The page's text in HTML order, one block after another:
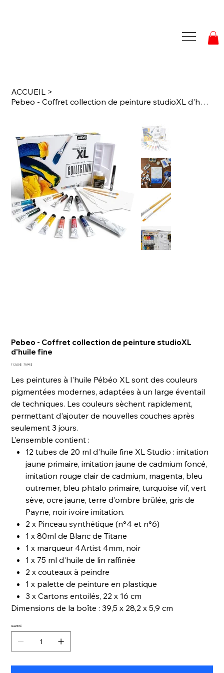
ACCUEIL >
Pebeo - Coffret collection de peinture studioXL d'huile fine
Pebeo - Coffret collection de peinture studioXL
d'huile fine
Prix
112,00 $ Prix
79,99 $
Les peintures à l'huile Pébéo XL sont des couleurs
pigmentées modernes, adaptées à un large éventail
de techniques. Les couleurs sèchent rapidement,
permettant d'ajouter de nouvelles couches après
seulement 3 jours.
L'ensemble contient :
12 tubes de 20 ml d'huile fine XL Studio : imitation
jaune primaire, imitation jaune de cadmium foncé,
imitation rouge clair de cadmium, magenta, bleu
outremer, bleu phtalo primaire, turquoise vif, vert
sève, ocre jaune, terre d'ombre brûlée, gris de
Payne, noir ivoire imitation.
2 x Pinceau synthétique (n°4 et n°6)
1 x 80ml de Blanc de Titane
1 x marqueur 4Artist 4mm, noir
1 x 75 ml d'huile de lin raffinée
2 x couteaux à peindre
1 x palette de peinture en plastique
3 x Cartons entoilés, 22 x 16 cm
Dimensions de la boîte : 39,5 x 28,2 x 5,9 cm
Quantité